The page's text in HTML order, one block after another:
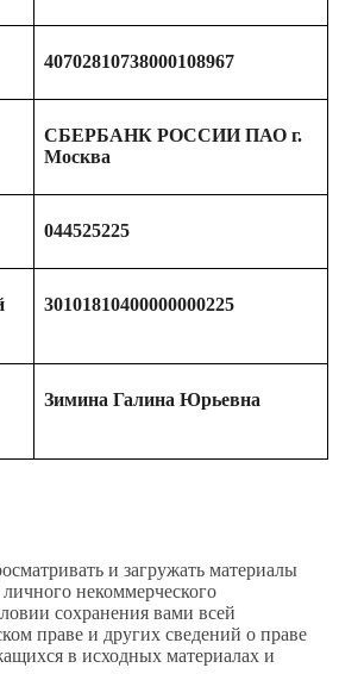
40702810738000108967
СБЕРБАНК РОССИИ ПАО г.
Москва
044525225
30101810400000000225
Зимина Галина Юрьевна
и загружать материалы
личного некоммерческого
сохранения вами всей
праве и других сведений о праве
в исходных материалах и